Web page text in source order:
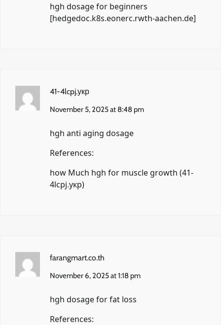
hgh dosage for beginners
[hedgedoc.k8s.eonerc.rwth-aachen.de]
41-4lcpj.укр
November 5, 2025 at 8:48 pm
hgh anti aging dosage
References:
how Much hgh for muscle growth (41-
4lcpj.укр)
farangmart.co.th
November 6, 2025 at 1:18 pm
hgh dosage for fat loss
References: